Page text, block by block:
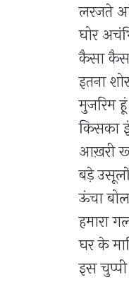
लरजते
घोर
कैसा
इतना
मुजरिम
किसका
आख़री
बड़े
ऊंचा
हमारा
घर के
इस